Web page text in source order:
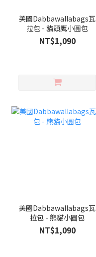
美國Dabbawallabags瓦
拉包 - 貓頭鷹小圓包
NT$1,090
美國Dabbawallabags瓦
拉包 - 熊貓小圓包
NT$1,090